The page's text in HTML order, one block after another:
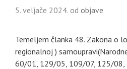
5. veljače 2024. od objave
Temeljem članka 48. Zakona o
regionalnoj )
60/01, 129/05, 109/07, 125/